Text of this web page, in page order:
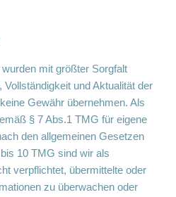
mit größter Sorgfalt
und Aktualität der
Gewähr übernehmen. Als
§ 7 Abs.1 TMG für eigene
den allgemeinen Gesetzen
10 TMG sind wir als
verpflichtet, übermittelte oder
zu überwachen oder